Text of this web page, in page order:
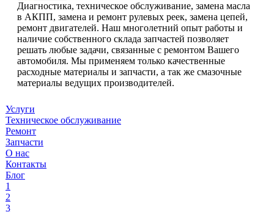
Диагностика, техническое обслуживание, замена масла
в АКПП, замена и ремонт рулевых реек, замена цепей,
ремонт двигателей. Наш многолетний опыт работы и
наличие собственного склада запчастей позволяет
решать любые задачи, связанные с ремонтом Вашего
автомобиля. Мы применяем только качественные
расходные материалы и запчасти, а так же смазочные
материалы ведущих производителей.
Услуги
Техническое обслуживание
Ремонт
Запчасти
О нас
Контакты
Блог
1
2
3